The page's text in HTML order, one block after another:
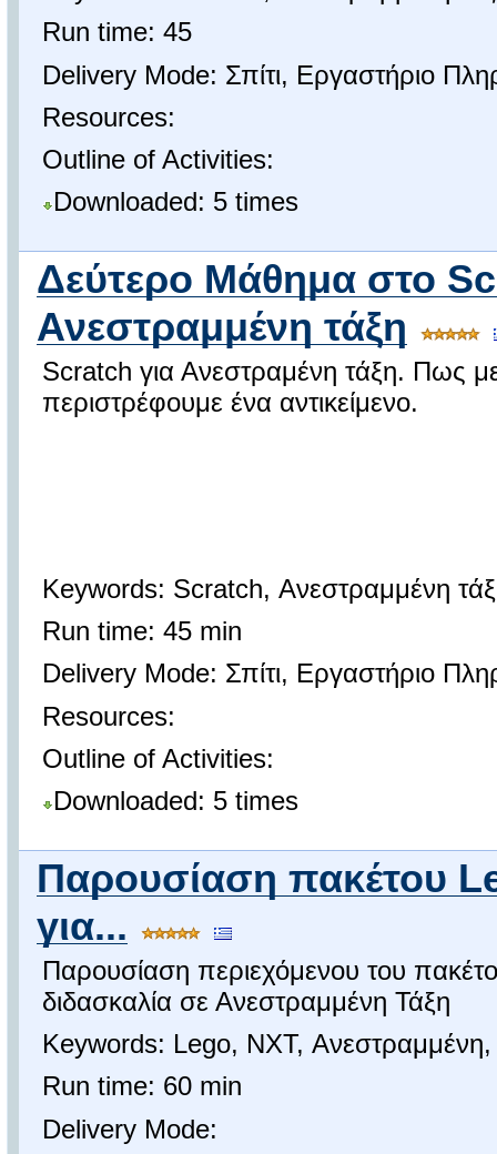
Run time: 45
Delivery Mode: Σπίτι, Εργαστήριο
Resources:
Outline of Activities:
Downloaded: 5 times
Δεύτερο Μάθημα στο
Ανεστραμμένη τάξη
Scratch για Ανεστραμένη τάξη. Πως
περιστρέφουμε ένα αντικείμενο.
Keywords: Scratch, Ανεστραμμένη
Run time: 45 min
Delivery Mode: Σπίτι, Εργαστήριο
Resources:
Outline of Activities:
Downloaded: 5 times
Παρουσίαση πακέτου
για...
Παρουσίαση περιεχόμενου του
διδασκαλία σε Ανεστραμμένη Τάξη
Keywords: Lego, NXT, Ανεστραμμένη,
Run time: 60 min
Delivery Mode: